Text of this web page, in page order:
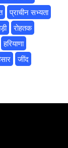
प्राचीन सभ्यता
रोहतक
हरियाणा
‌जींद